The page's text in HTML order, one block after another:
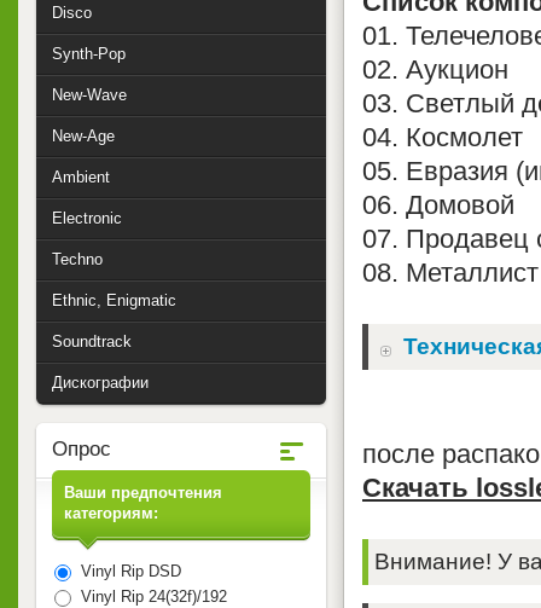
01.
02. Аукцион
03. Светлый
04. Космолет
05. Евразия
06. Домовой
07. Продавец
08. Металлист
после
Скачать
Внимание! У
Disco
Synth-Pop
New-Wave
New-Age
Ambient
Electronic
Techno
Ethnic, Enigmatic
Soundtrack
Дискографии
Опрос
Ваши предпочтения
категориям:
Vinyl Rip DSD
Vinyl Rip 24(32f)/192